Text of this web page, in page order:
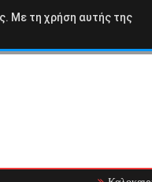
ΑΘΛΗΤΙΚΑ
Με τη χρήση αυτής της